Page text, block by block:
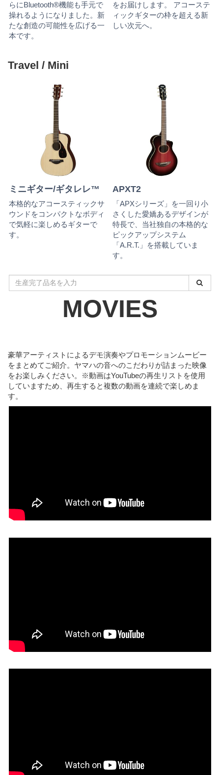
らにBluetooth®機能も手元で
操れるようになりました。新
たな創造の可能性を広げる一
本です。
をお届けします。 アコーステ
ィックギターの枠を超える新
しい次元へ。
Travel / Mini
ミニギター/ギタレレ™
本格的なアコースティックサ
ウンドをコンパクトなボディ
で気軽に楽しめるギターで
す。
APXT2
「APXシリーズ」を一回り小
さくした愛嬌あるデザインが
特長で、当社独自の本格的な
ピックアップシステム
「A.R.T.」を搭載していま
す。
産
入
力
MOVIES
豪華アーティストによるデモ演奏やプロモーションムービー
をまとめてご紹介。ヤマハの音へのこだわりが詰まった映像
をお楽しみください。※動画はYouTubeの再生リストを使用
していますため、再生すると複数の動画を連続で楽しめま
す。